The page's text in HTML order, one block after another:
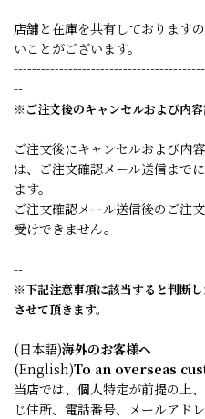
店舗と在庫を共有しております
いことがございます。
--
※ご注文後のキャンセルおよび内
ご注文後にキャンセルおよび内
は、ご注文確認メール送信まで
ます。
ご注文確認メール送信後のご注
受けできません。
--
※下記注意事項に該当すると判断
させて頂きます。
(日本語)海外のお客様へ
(English)To an overseas
当店では、個人特定が前提の上
じ住所、電話番号、メールアド